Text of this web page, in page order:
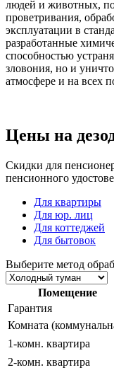
людей и животных,
проветривания,
эксплуатации в
разработанные
способностью
зловония, но и
атмосфере и на всех
Цены на
Скидки для
пенсионного
Для квартиры
Для юр. лиц
Для коттеджей
Для бытовок
Выберите метод
Помещение
Гарантия
Комната
1-комн. квартира
2-комн. квартира